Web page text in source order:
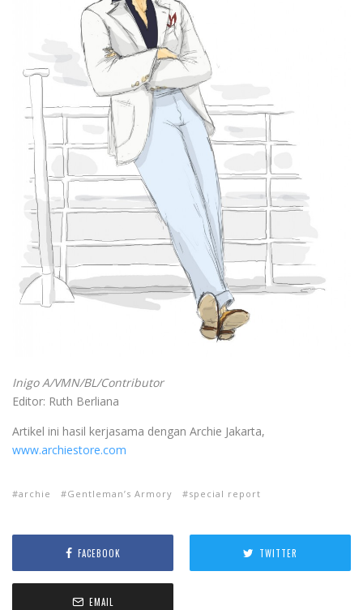
Inigo A/VMN/BL/Contributor
Editor: Ruth Berliana
Artikel ini hasil kerjasama dengan Archie Jakarta,
www.archiestore.com
archie Gentleman’s Armory special report
FACEBOOK TWITTER
EMAIL